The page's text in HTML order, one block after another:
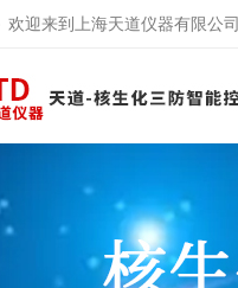
欢迎来到 上海天道仪器有限公司